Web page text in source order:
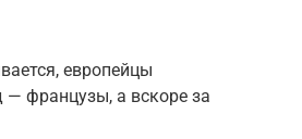
европейцы
— французы, а вскоре за